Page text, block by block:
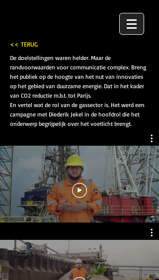
<< TERUG
De doelstellingen waren helder. Maar de
randvoorwaarden voor communicatie complex. Breng
het publiek op de hoogte van het nut van innovaties
op het gebied van duurzame energie. Dat in het kader
van CO2 reductie m.b.t. tot Parijs.
En vertel wat de rol van de gassector is. Het werd een
campagne met Diederik Jekel in de hoofdrol die het
onderwerp begrijpelijk over het voetlicht brengt.